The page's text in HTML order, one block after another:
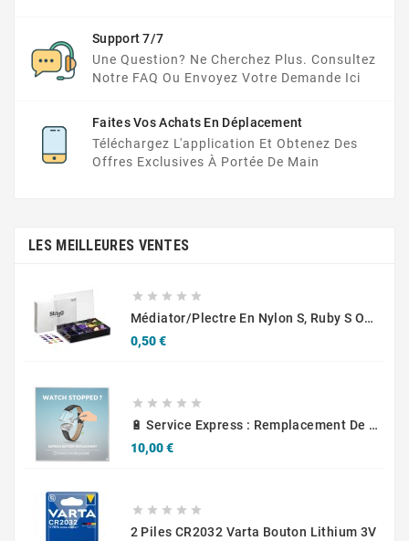
Support 7/7
Une Question? Ne Cherchez Plus. Consultez
Notre FAQ Ou Envoyez Votre Demande Ici
Faites Vos Achats En Déplacement
Téléchargez L'application Et Obtenez Des
Offres Exclusives À Portée De Main
LES MEILLEURES VENTES
    
Médiator/plectre En Nylon S, Ruby S Ou Touch L - STAGG PBOX10
0,50 €Prix
    
🔋 Service Express : Remplacement De Piles D'Horlogerie
10,00 €Prix
    
2 Piles CR2032 Varta Bouton Lithium 3V